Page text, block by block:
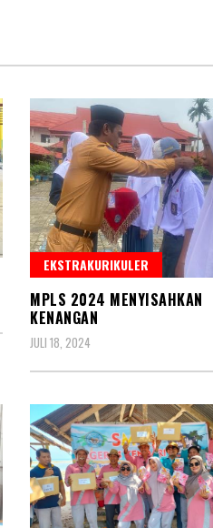
EKSTRAKURIKULER
MPLS 2024 MENYISAHKAN
KENANGAN
JULI 18, 2024